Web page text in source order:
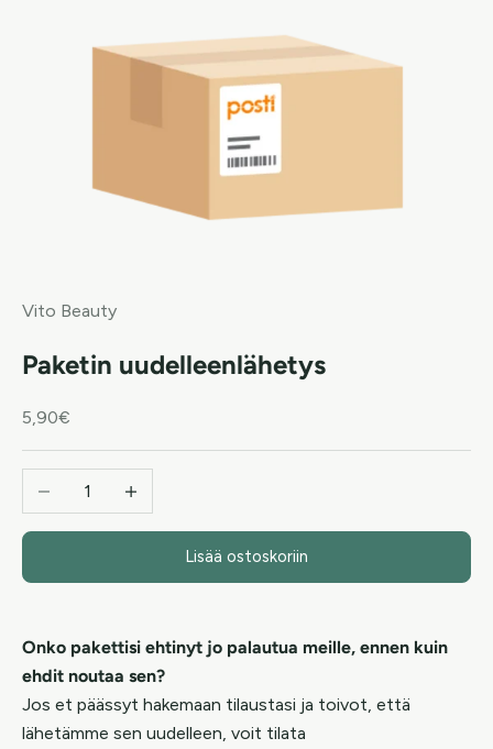
Vito Beauty
Paketin uudelleenlähetys
Alennushinta
5,90€
Vähennä määrääLisää määrää
Lisää ostoskoriin
Onko pakettisi ehtinyt jo palautua meille, ennen kuin
ehdit noutaa sen?
Jos et päässyt hakemaan tilaustasi ja toivot, että
lähetämme sen uudelleen, voit tilata